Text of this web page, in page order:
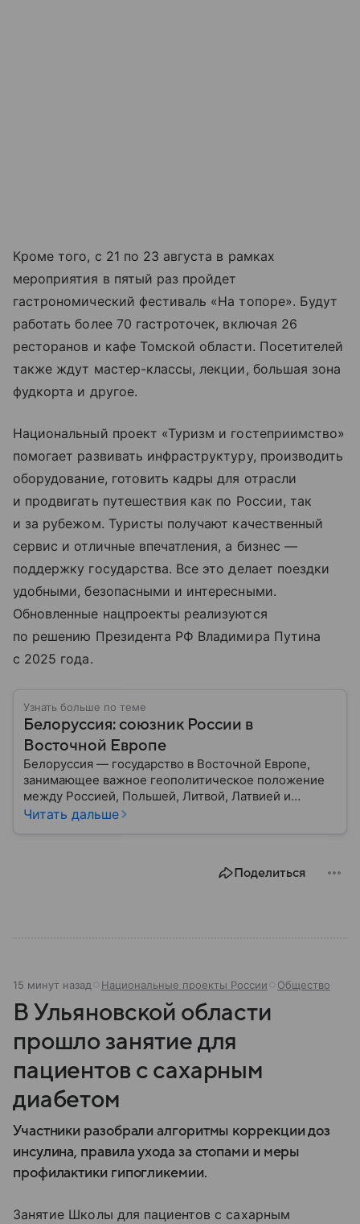
Кроме того, с 21 по 23 августа в рамках
мероприятия в пятый раз пройдет
гастрономический фестиваль «На топоре». Будут
работать более 70 гастроточек, включая 26
ресторанов и кафе Томской области. Посетителей
также ждут мастер-классы, лекции, большая зона
фудкорта и другое.
Национальный проект «Туризм и гостеприимство»
помогает развивать инфраструктуру, производить
оборудование, готовить кадры для отрасли
и продвигать путешествия как по России, так
и за рубежом. Туристы получают качественный
сервис и отличные впечатления, а бизнес —
поддержку государства. Все это делает поездки
удобными, безопасными и интересными.
Обновленные нацпроекты реализуются
по решению Президента РФ Владимира Путина
с 2025 года.
Узнать больше по теме
Белоруссия: союзник России в
Восточной Европе
Белоруссия — государство в Восточной Европе,
занимающее важное геополитическое положение
между Россией, Польшей, Литвой, Латвией и
Украиной. Несмотря на свою небольшую
Читать дальше
Поделиться
15 минут назад Национальные проекты России Общество
В Ульяновской области
прошло занятие для
пациентов с сахарным
диабетом
Участники разобрали алгоритмы коррекции доз
инсулина, правила ухода за стопами и меры
профилактики гипогликемии.
Занятие Школы для пациентов с сахарным